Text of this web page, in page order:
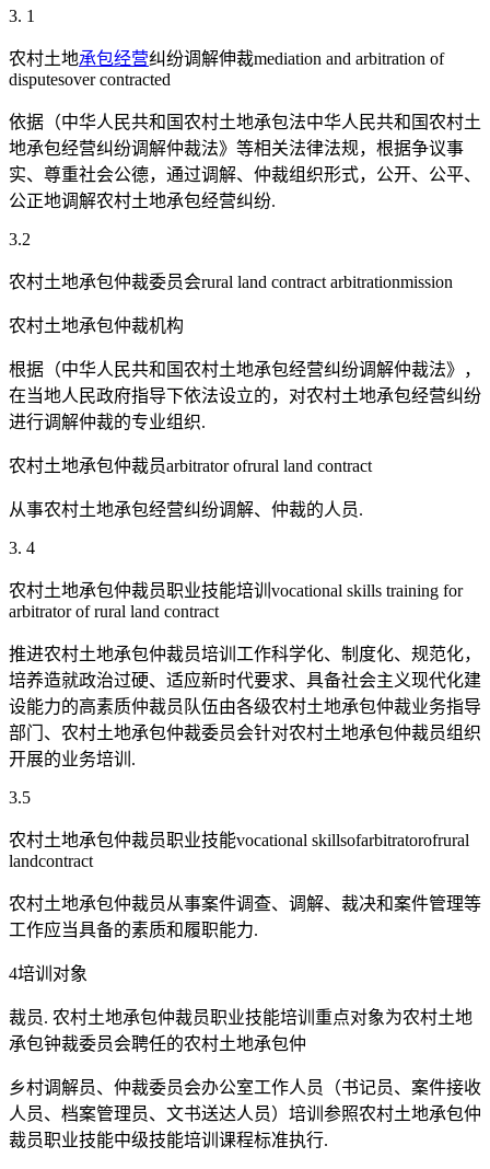
3. 1
农村土地承包经营纠纷调解伸裁mediation and arbitration of
disputesover contracted
依据（中华人民共和国农村土地承包法中华人民共和国农村土
地承包经营纠纷调解仲裁法》等相关法律法规，根据争议事
实、尊重社会公德，通过调解、仲裁组织形式，公开、公平、
公正地调解农村土地承包经营纠纷.
3.2
农村土地承包仲裁委员会rural land contract arbitrationmission
农村土地承包仲裁机构
根据（中华人民共和国农村土地承包经营纠纷调解仲裁法》，
在当地人民政府指导下依法设立的，对农村土地承包经营纠纷
进行调解仲裁的专业组织.
农村土地承包仲裁员arbitrator ofrural land contract
从事农村土地承包经营纠纷调解、仲裁的人员.
3. 4
农村土地承包仲裁员职业技能培训vocational skills training for
arbitrator of rural land contract
推进农村土地承包仲裁员培训工作科学化、制度化、规范化，
培养造就政治过硬、适应新时代要求、具备社会主义现代化建
设能力的高素质仲裁员队伍由各级农村土地承包仲裁业务指导
部门、农村土地承包仲裁委员会针对农村土地承包仲裁员组织
开展的业务培训.
3.5
农村土地承包仲裁员职业技能vocational skillsofarbitratorofrural
landcontract
农村土地承包仲裁员从事案件调查、调解、裁决和案件管理等
工作应当具备的素质和履职能力.
4培训对象
裁员. 农村土地承包仲裁员职业技能培训重点对象为农村土地
承包钟裁委员会聘任的农村土地承包仲
乡村调解员、仲裁委员会办公室工作人员（书记员、案件接收
人员、档案管理员、文书送达人员）培训参照农村土地承包仲
裁员职业技能中级技能培训课程标准执行.